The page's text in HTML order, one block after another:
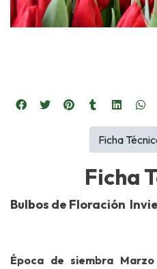
Ficha
Bulbos de Floración
Época de siembra
Ficha